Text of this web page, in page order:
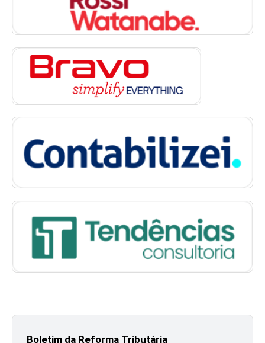
Boletim da Reforma Tributária